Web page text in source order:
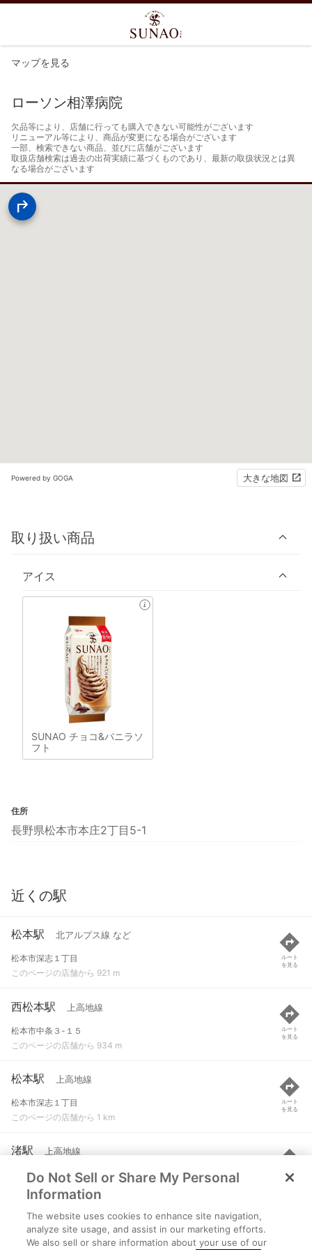
マップを見る
ローソン相澤病院
欠品等により、店舗に行っても購入できない可能性がございます
リニューアル等により、商品が変更になる場合がございます
一部、検索できない商品、並びに店舗がございます
取扱店舗検索は過去の出荷実績に基づくものであり、最新の取扱状況とは異
なる場合がございます
Powered by GOGA 大きな地図
取り扱い商品
アイス
SUNAO チョコ&バニラソ
フト
住所
長野県松本市本庄2丁目5-1
近くの駅
松本駅 北アルプス線 など
松本市深志１丁目
このページの店舗から 921 m
ルート
を見る
西松本駅 上高地線
松本市中条３-１５
このページの店舗から 934 m
ルート
を見る
松本駅 上高地線
松本市深志１丁目
このページの店舗から 1 km
ルート
を見る
渚駅 上高地線
松本市渚３-９-４２
このページの店舗から 1.6 km
ルート
を見る
北松本駅 北アルプス線
松本市白坂１丁目
Do Not Sell or Share My Personal
Information
The website uses cookies to enhance site navigation,
analyze site usage, and assist in our marketing efforts.
We also sell or share information about your use of our